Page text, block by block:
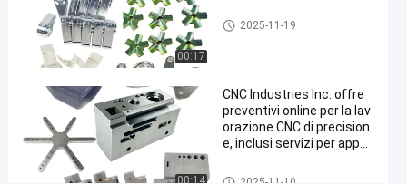
#
Prototipo
di
fresatura
di CNC
#
parti di
macinazione
00:17
Parti per la fresatura CNC
2025-11-19
00:14
CNC Industries Inc. offre
preventivi online per la lav
orazione CNC di precision
e, inclusi servizi per appar
Parti per la fresatura CNC